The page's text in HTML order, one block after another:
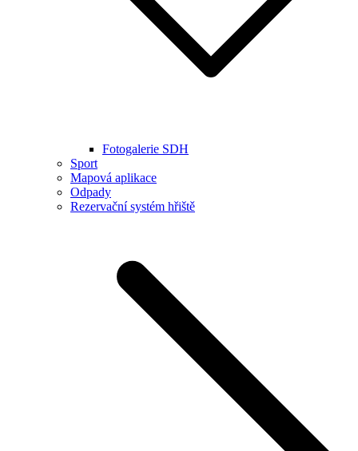
Fotogalerie SDH
Sport
Mapová aplikace
Odpady
Rezervační systém hřiště